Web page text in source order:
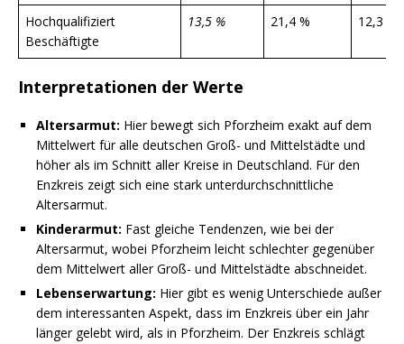
Hochqualifiziert
Beschäftigte
13,5 % 21,4 % 12,3 %
Interpretationen der Werte
Altersarmut: Hier bewegt sich Pforzheim exakt auf dem
Mittelwert für alle deutschen Groß- und Mittelstädte und
höher als im Schnitt aller Kreise in Deutschland. Für den
Enzkreis zeigt sich eine stark unterdurchschnittliche
Altersarmut.
Kinderarmut: Fast gleiche Tendenzen, wie bei der
Altersarmut, wobei Pforzheim leicht schlechter gegenüber
dem Mittelwert aller Groß- und Mittelstädte abschneidet.
Lebenserwartung: Hier gibt es wenig Unterschiede außer
dem interessanten Aspekt, dass im Enzkreis über ein Jahr
länger gelebt wird, als in Pforzheim. Der Enzkreis schlägt